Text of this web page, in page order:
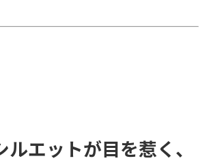
エットが目を惹く、